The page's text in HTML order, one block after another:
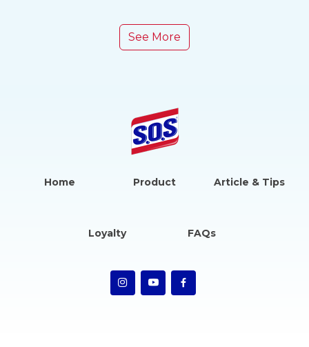
See More
Home Product Article & Tips
Loyalty FAQs